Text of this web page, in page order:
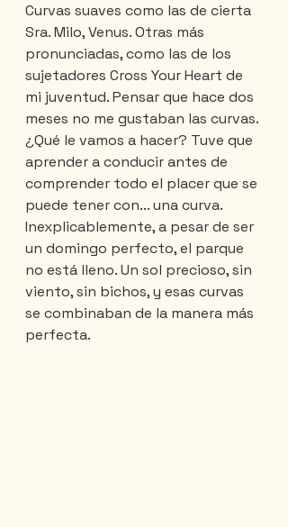
Curvas suaves como las de cierta
Sra. Milo, Venus. Otras más
pronunciadas, como las de los
sujetadores Cross Your Heart de
mi juventud. Pensar que hace dos
meses no me gustaban las curvas.
¿Qué le vamos a hacer? Tuve que
aprender a conducir antes de
comprender todo el placer que se
puede tener con... una curva.
Inexplicablemente, a pesar de ser
un domingo perfecto, el parque
no está lleno. Un sol precioso, sin
viento, sin bichos, y esas curvas
se combinaban de la manera más
perfecta.